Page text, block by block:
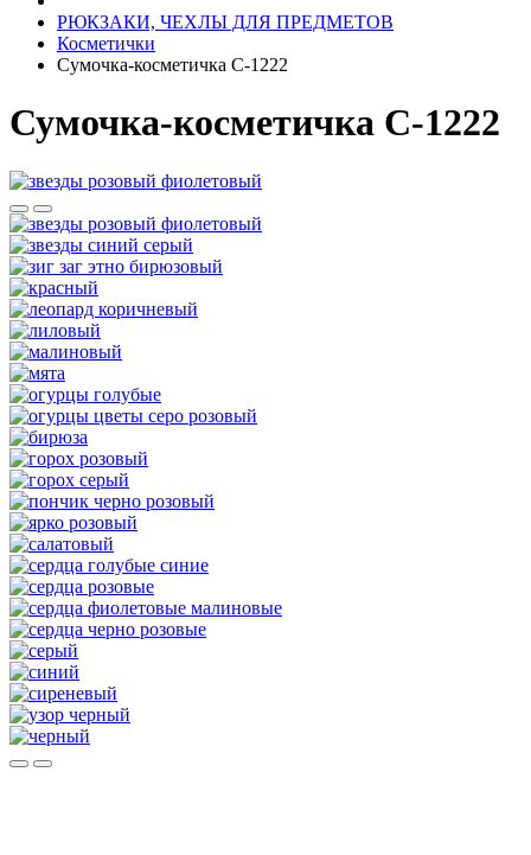
РЮКЗАКИ, ЧЕХЛЫ ДЛЯ ПРЕДМЕТОВ
Косметички
Сумочка-косметичка С-1222
Сумочка-косметичка С-1222